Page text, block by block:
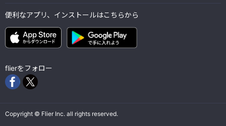
便利なアプリ、インストールはこちらから
flierをフォロー
Copyright © Flier Inc. all rights reserved.